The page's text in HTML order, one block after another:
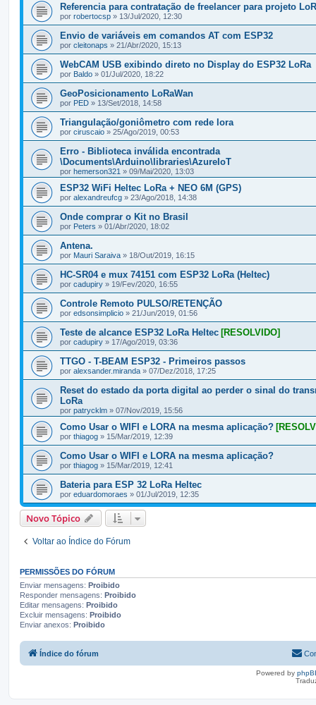
Referencia para contratação de freelancer para projeto
por robertocsp » 13/Jul/2020, 12:30
Envio de variáveis em comandos AT com ESP32
por cleitonaps » 21/Abr/2020, 15:13
WebCAM USB exibindo direto no Display do ESP32 LoRa
por Baldo » 01/Jul/2020, 18:22
GeoPosicionamento LoRaWan
por PED » 13/Set/2018, 14:58
Triangulação/goniômetro com rede lora
por ciruscaio » 25/Ago/2019, 00:53
Erro - Biblioteca inválida encontrada
\Documents\Arduino\libraries\AzureIoT
por hemerson321 » 09/Mai/2020, 13:03
ESP32 WiFi Heltec LoRa + NEO 6M (GPS)
por alexandreufcg » 23/Ago/2018, 14:38
Onde comprar o Kit no Brasil
por Peters » 01/Abr/2020, 18:02
Antena.
por Mauri Saraiva » 18/Out/2019, 16:15
HC-SR04 e mux 74151 com ESP32 LoRa (Heltec)
por cadupiry » 19/Fev/2020, 16:55
Controle Remoto PULSO/RETENÇÃO
por edsonsimplicio » 21/Jun/2019, 01:56
Teste de alcance ESP32 LoRa Heltec [RESOLVIDO]
por cadupiry » 17/Ago/2019, 03:36
TTGO - T-BEAM ESP32 - Primeiros passos
por alexsander.miranda » 07/Dez/2018, 17:25
Reset do estado da porta digital ao perder o sinal do
LoRa
por patrycklm » 07/Nov/2019, 15:56
Como Usar o WIFI e LORA na mesma aplicação?
por thiagog » 15/Mar/2019, 12:39
Como Usar o WIFI e LORA na mesma aplicação?
por thiagog » 15/Mar/2019, 12:41
Bateria para ESP 32 LoRa Heltec
por eduardomoraes » 01/Jul/2019, 12:35
Novo Tópico
Voltar ao Índice do Fórum
PERMISSÕES DO FÓRUM
Enviar mensagens: Proibido
Responder mensagens: Proibido
Editar mensagens: Proibido
Excluir mensagens: Proibido
Enviar anexos: Proibido
Índice do fórum
Powered by